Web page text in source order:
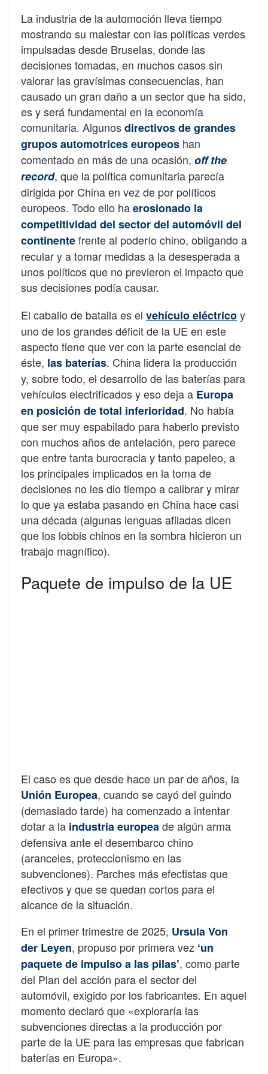
La industria de la automoción lleva tiempo
mostrando su malestar con las políticas verdes
impulsadas desde Bruselas, donde las
decisiones tomadas, en muchos casos sin
valorar las gravísimas consecuencias, han
causado un gran daño a un sector que ha sido,
es y será fundamental en la economía
comunitaria. Algunosdirectivos de grandes
grupos automotrices europeos han
comentado en más de una ocasión, off the
record, que la política comunitaria parecía
dirigida por China en vez de por políticos
europeos. Todo ello haerosionado la
competitividad del sector del automóvil del
continentefrente al poderío chino, obligando a
recular y a tomar medidas a la desesperada a
unos políticos que no previeron el impacto que
sus decisiones podía causar.
El caballo de batalla es el vehículo eléctricoy
uno de los grandes déficit de la UE en este
aspecto tiene que ver con la parte esencial de
éste, las baterías. China lidera la producción
y, sobre todo, el desarrollo de las baterías para
vehículos electrificados y eso deja a Europa
en posición de total inferioridad. No había
que ser muy espabilado para haberlo previsto
con muchos años de antelación, pero parece
que entre tanta burocracia y tanto papeleo, a
los principales implicados en la toma de
decisiones no les dio tiempo a calibrar y mirar
lo que ya estaba pasando en China hace casi
una década (algunas lenguas afiladas dicen
que los lobbis chinos en la sombra hicieron un
trabajo magnífico).
Paquete de impulso de la UE
El caso es que desde hace un par de años, la
Unión Europea, cuando se cayó del guindo
(demasiado tarde) ha comenzado a intentar
dotar a la industria europeade algún arma
defensiva ante el desembarco chino
(aranceles, proteccionismo en las
subvenciones). Parches más efectistas que
efectivos y que se quedan cortos para el
alcance de la situación.
En el primer trimestre de 2025, Ursula Von
der Leyen, propuso por primera vez ‘un
paquete de impulso a las pilas’, como parte
del Plan del acción para el sector del
automóvil, exigido por los fabricantes. En aquel
momento declaró que «exploraría las
subvenciones directas a la producción por
parte de la UE para las empresas que fabrican
baterías en Europa».